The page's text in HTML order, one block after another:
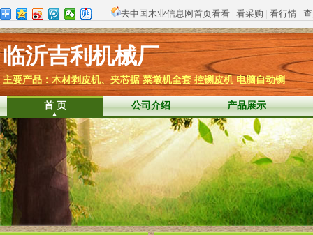
去中国木业信息网首页看看 | 看采购 | 看行情 |
临沂吉利机械厂
主要产品：木材剥皮机、夹芯据 菜墩机全套 控铡皮机 电脑自动铡
首 页 公司介绍 产品展示